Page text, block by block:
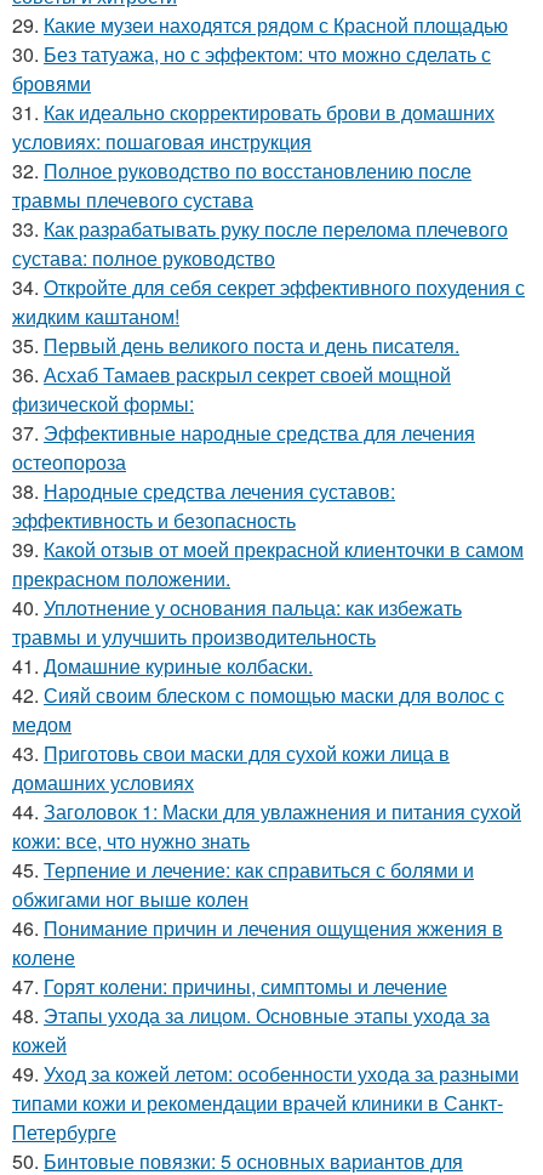
29. Какие музеи находятся рядом с Красной площадью
30. Без татуажа, но с эффектом: что можно сделать с
бровями
31. Как идеально скорректировать брови в домашних
условиях: пошаговая инструкция
32. Полное руководство по восстановлению после
травмы плечевого сустава
33. Как разрабатывать руку после перелома плечевого
сустава: полное руководство
34. Откройте для себя секрет эффективного похудения с
жидким каштаном!
35. Первый день великого поста и день писателя.
36. Асхаб Тамаев раскрыл секрет своей мощной
физической формы:
37. Эффективные народные средства для лечения
остеопороза
38. Народные средства лечения суставов:
эффективность и безопасность
39. Какой отзыв от моей прекрасной клиенточки в самом
прекрасном положении.
40. Уплотнение у основания пальца: как избежать
травмы и улучшить производительность
41. Домашние куриные колбаски.
42. Сияй своим блеском с помощью маски для волос с
медом
43. Приготовь свои маски для сухой кожи лица в
домашних условиях
44. Заголовок 1: Маски для увлажнения и питания сухой
кожи: все, что нужно знать
45. Терпение и лечение: как справиться с болями и
обжигами ног выше колен
46. Понимание причин и лечения ощущения жжения в
колене
47. Горят колени: причины, симптомы и лечение
48. Этапы ухода за лицом. Основные этапы ухода за
кожей
49. Уход за кожей летом: особенности ухода за разными
типами кожи и рекомендации врачей клиники в Санкт-
Петербурге
50. Бинтовые повязки: 5 основных вариантов для